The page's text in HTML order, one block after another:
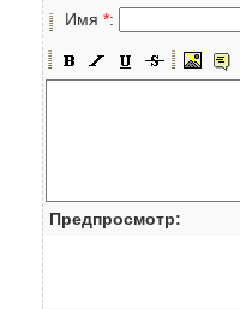
Имя *:
Предпросмотр: